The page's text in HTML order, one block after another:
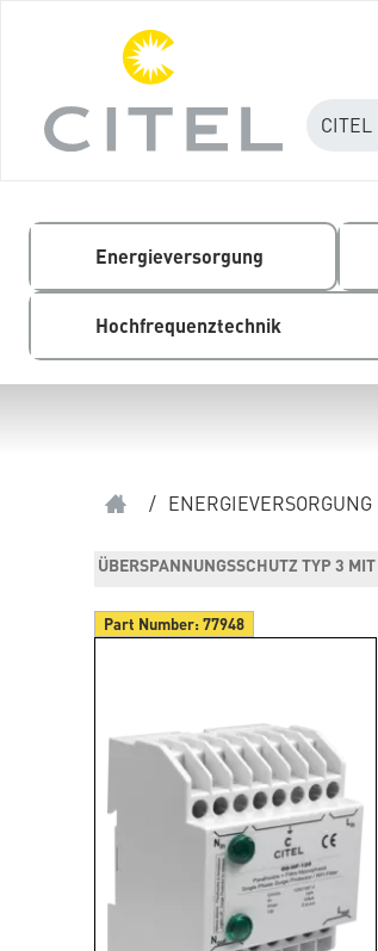
CITEL
Energieversorgung
Hochfrequenztechnik
/ ENERGIEVERSORGUNG
ÜBERSPANNUNGSSCHUTZ TYP 3
Part Number:77948